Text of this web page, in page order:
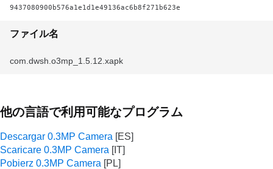
9437080900b576a1e1d1e49136ac6b8f271b623e
ファイル名
com.dwsh.o3mp_1.5.12.xapk
他の言語で利用可能なプログラム
Descargar 0.3MP Camera
Scaricare 0.3MP Camera
Pobierz 0.3MP Camera